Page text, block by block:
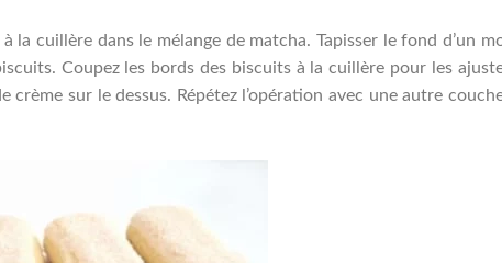
la cuillère dans le mélange de matcha. Tapisser le fond d’un
Coupez les bords des biscuits à la cuillère pour les
crème sur le dessus. Répétez l’opération avec une autre